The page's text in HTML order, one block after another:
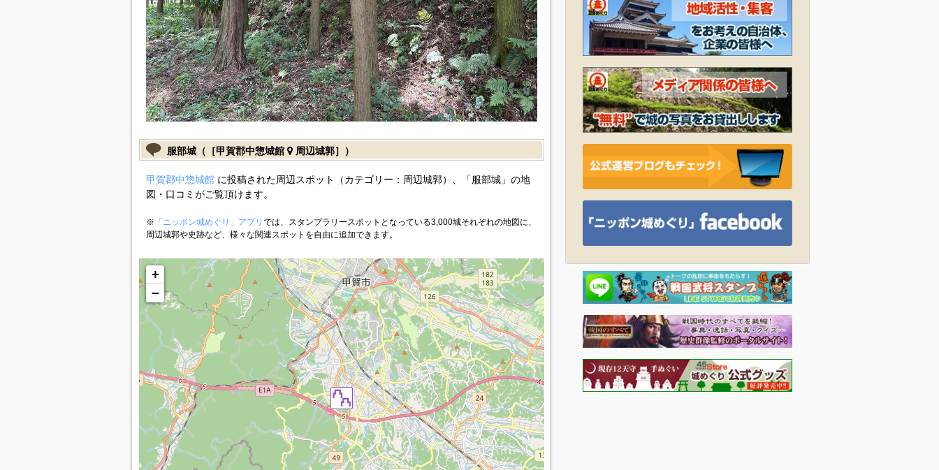
服部城（［甲賀郡中惣城館 周辺城郭］）
甲賀郡中惣城館に投稿された周辺スポット（カテゴリー：周辺城郭）、「服部城」の地
図・口コミがご覧頂けます。
※ 「ニッポン城めぐり」アプリ では、スタンプラリースポットとなっている3,000城それぞれの地図に、
周辺城郭や史跡など、様々な関連スポットを自由に追加できます。
+
−